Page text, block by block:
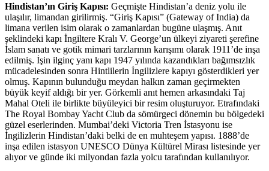
Hindistan’ın Giriş Kapısı: Geçmişte Hindistan’a deniz yolu ile
ulaşılır, limandan girilirmiş. “Giriş Kapısı” (Gateway of India) da
limana verilen isim olarak o zamanlardan bugüne ulaşmış. Anıt
şeklindeki kapı İngiltere Kralı V. George’un ülkeyi ziyareti şerefine
İslam sanatı ve gotik mimari tarzlarının karışımı olarak 1911’de inşa
edilmiş. İşin ilginç yanı kapı 1947 yılında kazandıkları bağımsızlık
mücadelesinden sonra Hintlilerin İngilizlere kapıyı gösterdikleri yer
olmuş. Kapının bulunduğu meydan halkın zaman geçirmekten
büyük keyif aldığı bir yer. Görkemli anıt hemen arkasındaki Taj
Mahal Oteli ile birlikte büyüleyici bir resim oluşturuyor. Etrafındaki
The Royal Bombay Yacht Club da sömürgeci dönemin bu bölgedeki
güzel eserlerinden. Mumbai’deki Victoria Tren İstasyonu ise
İngilizlerin Hindistan’daki belki de en muhteşem yapısı. 1888’de
inşa edilen istasyon UNESCO Dünya Kültürel Mirası listesinde yer
alıyor ve günde iki milyondan fazla yolcu tarafından kullanılıyor.